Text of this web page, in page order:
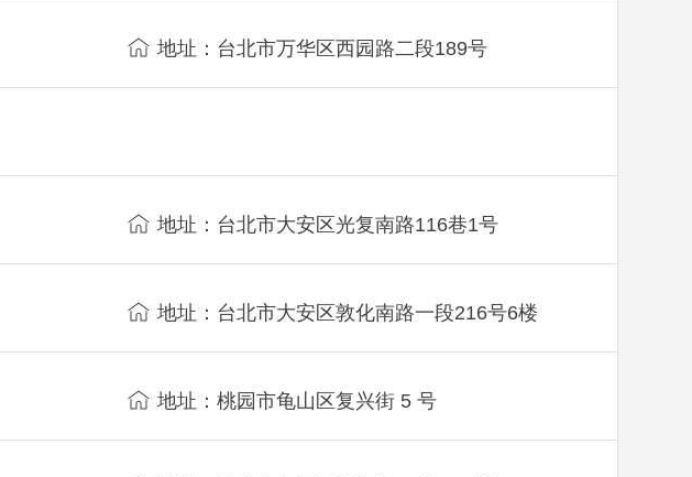
地址：台北市万华区西园路二段189号
地址：台北市大安区光复南路116巷1号
地址：台北市大安区敦化南路一段216号6楼
地址：桃园市龟山区复兴街 5 号